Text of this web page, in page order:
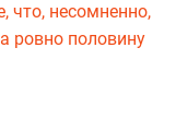
что, несомненно,
ровно половину